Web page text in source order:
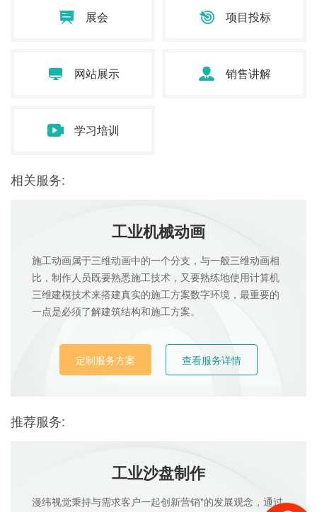
展会 项目投标
网站展示 销售讲解
学习培训
相关服务:
工业机械动画
施工动画属于三维动画中的一个分支，与一般三维动画相
比，制作人员既要熟悉施工技术，又要熟练地使用计算机
三维建模技术来搭建真实的施工方案数字环境，最重要的
一点是必须了解建筑结构和施工方案。
定制服务方案 查看服务详情
推荐服务:
工业沙盘制作
漫纬视觉秉持与需求客户一起创新营销"的发展观念，通过